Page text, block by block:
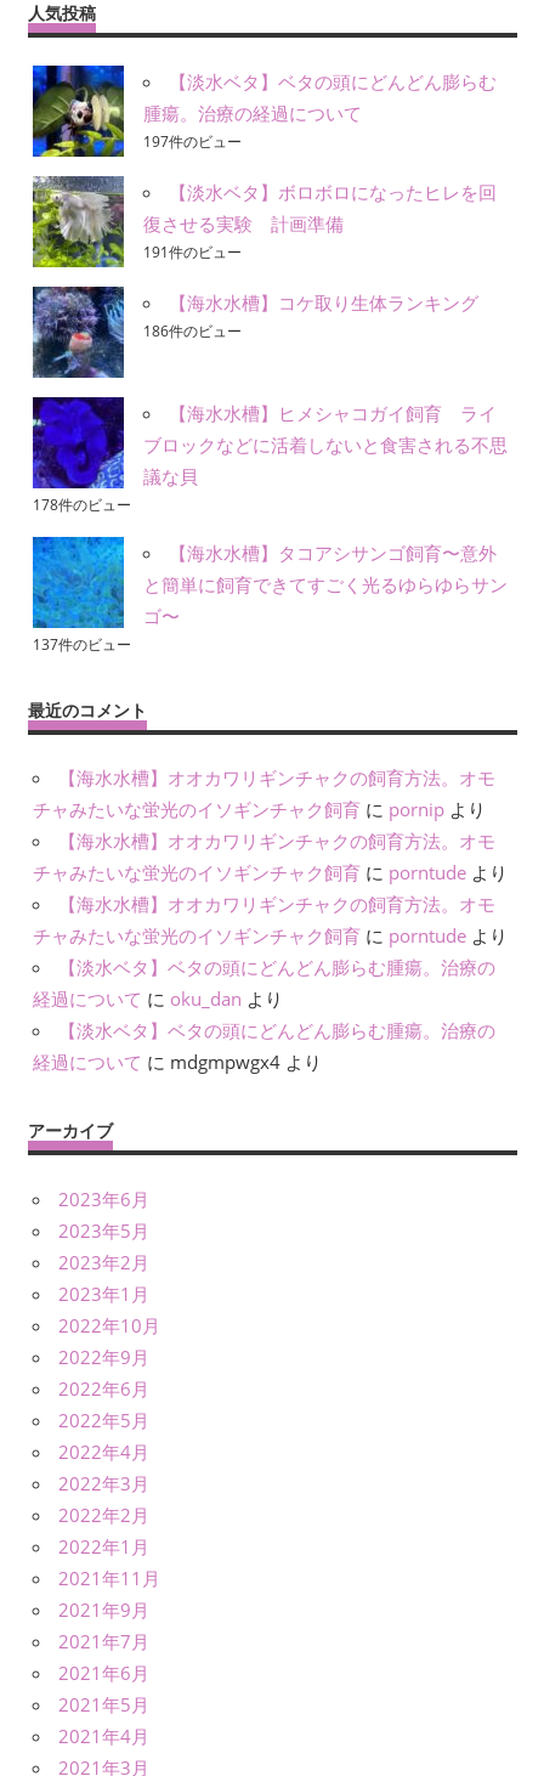
人気投稿
【淡水ベタ】ベタの頭にどんどん膨らむ
腫瘍。治療の経過について
197件のビュー
【淡水ベタ】ボロボロになったヒレを回
復させる実験 計画準備
191件のビュー
【海水水槽】コケ取り生体ランキング
186件のビュー
【海水水槽】ヒメシャコガイ飼育 ライ
ブロックなどに活着しないと食害される不思
議な貝
178件のビュー
【海水水槽】タコアシサンゴ飼育〜意外
と簡単に飼育できてすごく光るゆらゆらサン
ゴ〜
137件のビュー
最近のコメント
【海水水槽】オオカワリギンチャクの飼育方法。オモ
チャみたいな蛍光のイソギンチャク飼育 に pornip より
【海水水槽】オオカワリギンチャクの飼育方法。オモ
チャみたいな蛍光のイソギンチャク飼育 に porntude より
【海水水槽】オオカワリギンチャクの飼育方法。オモ
チャみたいな蛍光のイソギンチャク飼育 に porntude より
【淡水ベタ】ベタの頭にどんどん膨らむ腫瘍。治療の
経過について に oku_dan より
【淡水ベタ】ベタの頭にどんどん膨らむ腫瘍。治療の
経過について に mdgmpwgx4 より
アーカイブ
2023年6月
2023年5月
2023年2月
2023年1月
2022年10月
2022年9月
2022年6月
2022年5月
2022年4月
2022年3月
2022年2月
2022年1月
2021年11月
2021年9月
2021年7月
2021年6月
2021年5月
2021年4月
2021年3月